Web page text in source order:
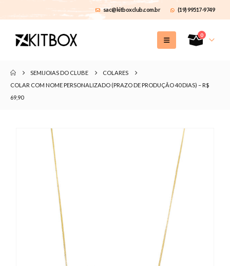
sac@kitboxclub.com.br (19) 99517-9749
0
SEMIJOIAS DO CLUBE
COLARES
COLAR COM NOME PERSONALIZADO (PRAZO DE PRODUÇÃO 40 DIAS) – R$
69,90